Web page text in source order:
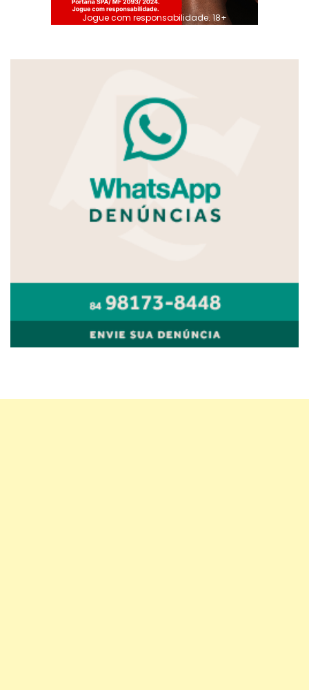
Jogue com responsabilidade. 18+